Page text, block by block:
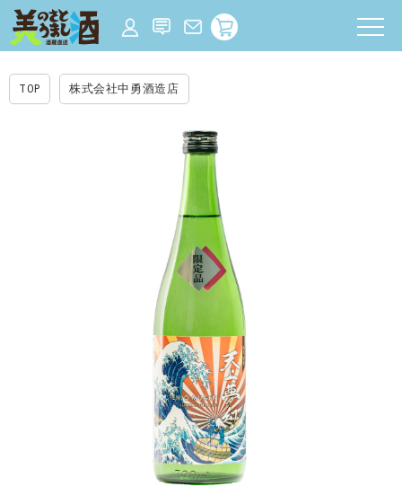
TOP 株式会社中勇酒造店